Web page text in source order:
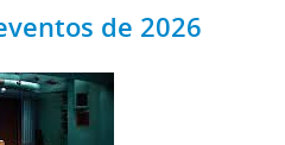
de 2026